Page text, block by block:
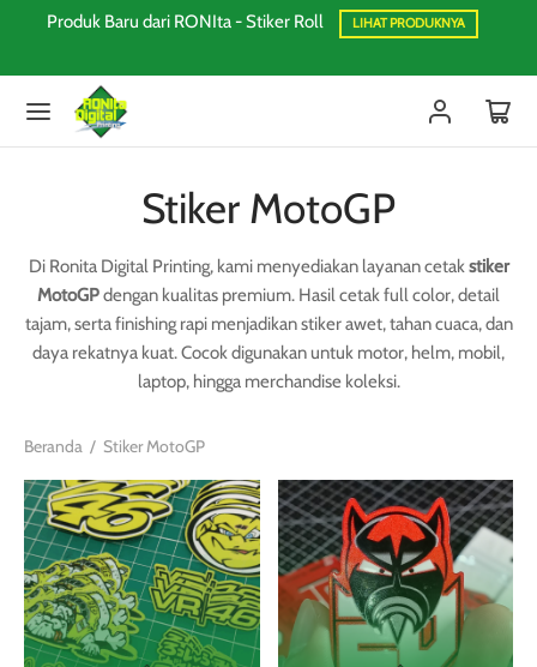
Produk Baru dari RONIta - Stiker Roll LIHAT PRODUKNYA
Stiker MotoGP
Di Ronita Digital Printing, kami menyediakan layanan cetakstiker
MotoGPdengan kualitas premium. Hasil cetak full color, detail
tajam, serta finishing rapi menjadikan stiker awet, tahan cuaca, dan
daya rekatnya kuat. Cocok digunakan untuk motor, helm, mobil,
laptop, hingga merchandise koleksi.
Beranda / Stiker MotoGP
Produk
ini
memiliki
beberapa
varian.
ini